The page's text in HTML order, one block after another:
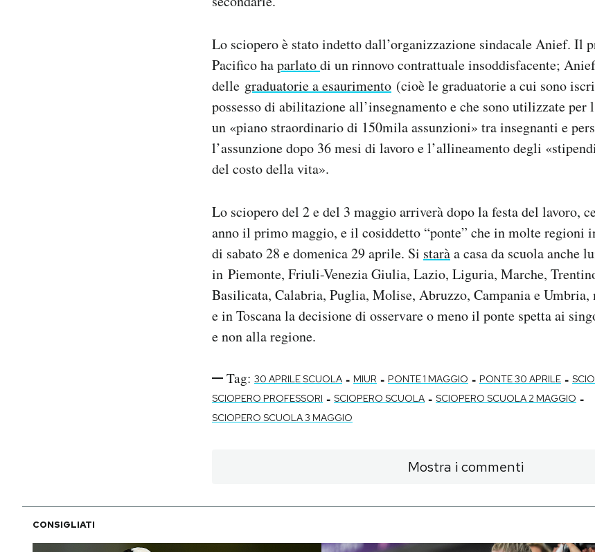
Lo sciopero è stato indetto dall’organizzazione sindacale Anief. Il
Pacifico haparlatodi un rinnovo contrattuale insoddisfacente;
delle graduatorie a esaurimento (cioè le graduatorie a cui sono
possesso di abilitazione all’insegnamento e che sono utilizzate per
un «piano straordinario di 150mila assunzioni» tra insegnanti e
l’assunzione dopo 36 mesi di lavoro e l’allineamento degli
del costo della vita».
Lo sciopero del 2 e del 3 maggio arriverà dopo la festa del lavoro,
anno il primo maggio, e il cosiddetto “ponte” che in molte regioni
di sabato 28 e domenica 29 aprile. Si staràa casa da scuola anche
in Piemonte, Friuli-Venezia Giulia, Lazio, Liguria, Marche,
Basilicata, Calabria, Puglia, Molise, Abruzzo, Campania e
e in Toscana la decisione di osservare o meno il ponte spetta ai
e non alla regione.
Tag: 30 APRILE SCUOLA - MIUR - PONTE 1 MAGGIO - PONTE 30 APRILE -
SCIOPERO PROFESSORI - SCIOPERO SCUOLA - SCIOPERO SCUOLA 2 MAGGIO -
SCIOPERO SCUOLA 3 MAGGIO
Mostra i commenti
CONSIGLIATI